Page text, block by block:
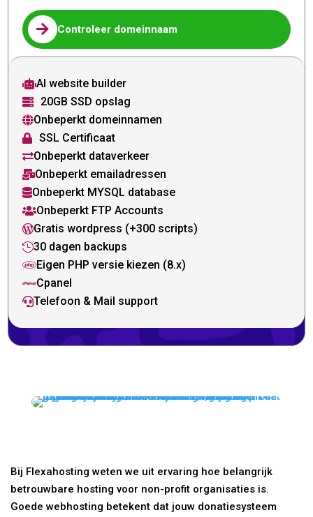
 Controleer domeinnaam
AI website builder
 20GB SSD opslag
Onbeperkt domeinnamen
 SSL Certificaat
Onbeperkt dataverkeer
Onbeperkt emailadressen
Onbeperkt MYSQL database
Onbeperkt FTP Accounts
Gratis wordpress (+300 scripts)
30 dagen backups
Eigen PHP versie kiezen (8.x)
Cpanel
Telefoon & Mail support
Bij Flexahosting weten we uit ervaring hoe belangrijk
betrouwbare hosting voor non-profit organisaties is.
Goede webhosting betekent dat jouw donatiesysteem